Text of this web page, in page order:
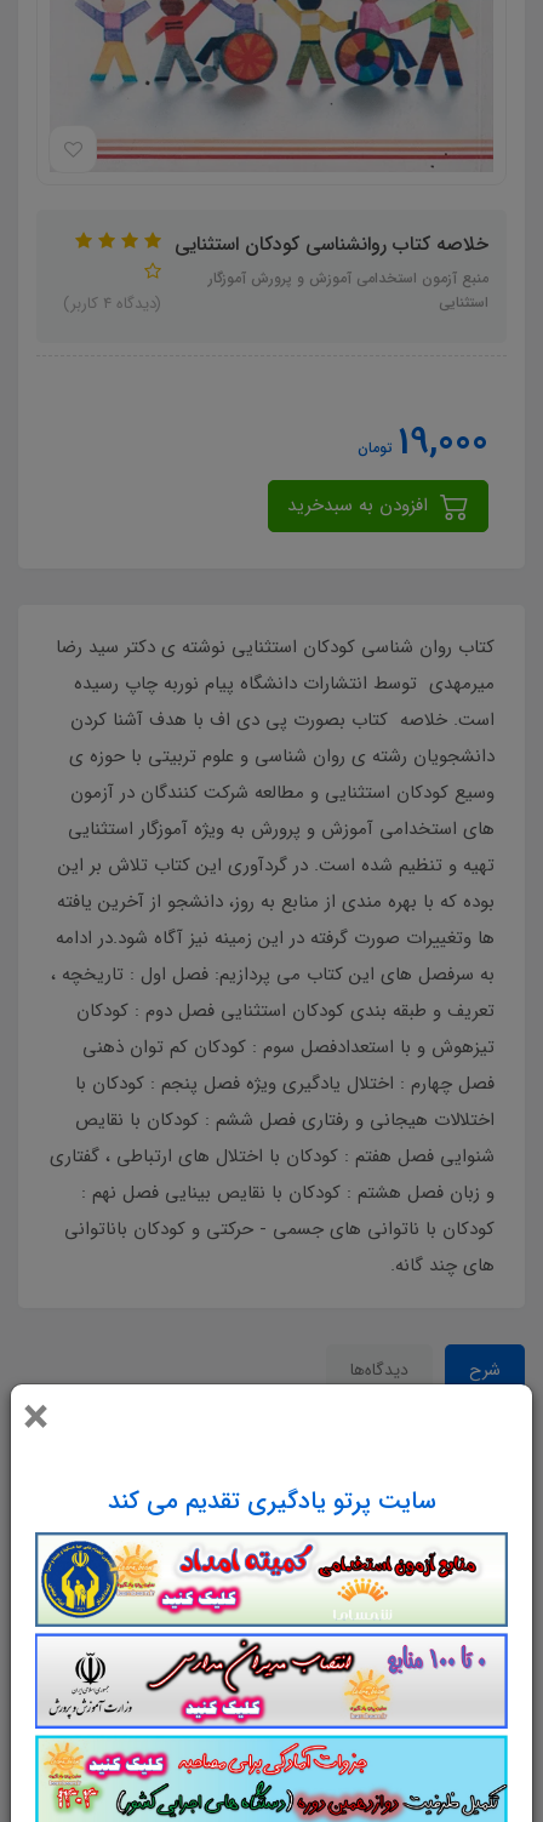
×
سایت پرتو یادگیری تقدیم می کند
خلاصه کتاب روانشناسی کودکان استثنایی
منبع آزمون استخدامی آموزش و پرورش آموزگار
استثنایی
(دیدگاه 4 کاربر)
19,000 تومان
کتاب روان شناسی کودکان استثنایی نوشته ی دکتر سید رضا
میرمهدی توسط انتشارات دانشگاه پیام نوربه چاپ رسیده
است. خلاصه کتاب بصورت پی دی اف با هدف آشنا کردن
دانشجویان رشته ی روان شناسی و علوم تربیتی با حوزه ی
وسیع کودکان استثنایی و مطالعه شرکت کنندگان در آزمون
های استخدامی آموزش و پرورش به ویژه آموزگار استثنایی
تهیه و تنظیم شده است. در گردآوری این کتاب تلاش بر این
بوده که با بهره مندی از منابع به روز، دانشجو از آخرین یافته
ها وتغییرات صورت گرفته در این زمینه نیز آگاه شود.در ادامه
به سرفصل های این کتاب می پردازیم: فصل اول : تاریخچه ،
تعریف و طبقه بندی کودکان استثنایی فصل دوم : کودکان
تیزهوش و با استعدادفصل سوم : کودکان کم توان ذهنی
فصل چهارم : اختلال یادگیری ویژه فصل پنجم : کودکان با
اختلالات هیجانی و رفتاری فصل ششم : کودکان با نقایص
شنوایی فصل هفتم : کودکان با اختلال های ارتباطی ، گفتاری
و زبان فصل هشتم : کودکان با نقایص بینایی فصل نهم :
کودکان با ناتوانی های جسمی - حرکتی و کودکان باناتوانی
های چند گانه.
شرح دیدگاه‌ها
مطالعه سریع دانشجویان و شرکت کنندگان آزمون
صفحه تهیه گردیده استدر بخشی از آن می خوانیم :
روان شناسی در شناخت رفتار انسان ها، بررسی علل و
اسباب رفتار، شرایطی که باعث بروز رفتار خاصی می شود،
تأثیر عوامل ارثی، جغرافیایی، اجتماعی و فرهنگی بر رفتار به
ما کمک می کنند. در ارئپای قرون وسطی، عقب مانده های
ذهنی را هم پای دیوانگان محسوب داشته، معتقد بودند که
شیطان در جسم آنها حلول کرده و اجنه و شیاطین، روح آنان
را تسخیر نموده اند. پیش از آن در دوره رم باستان به